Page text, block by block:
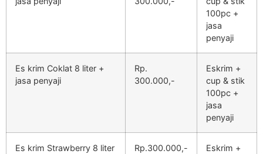
100pc +
jasa
penyaji
Es krim Coklat 8 liter +
jasa penyaji
Rp.
300.000,-
Eskrim +
cup & stik
100pc +
jasa
penyaji
Es krim Strawberry 8 liter
Rp.300.000,-
Eskrim +